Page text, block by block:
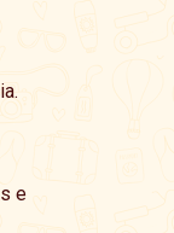
e